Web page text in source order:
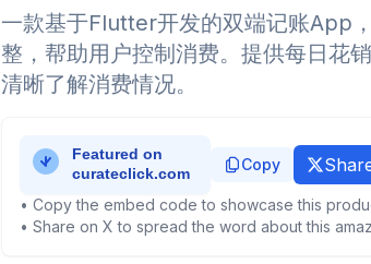
一款基于Flutter开发的双端记账App
整，帮助用户控制消费。提供每日花
清晰了解消费情况。
Copy
• Copy the embed code to showcase this
• Share on X to spread the word about this